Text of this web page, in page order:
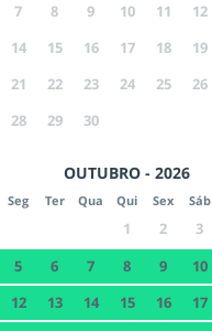
7
8 9 10 11 12
14
15 16 17 18 19
21
22 23 24 25 26
28
29 30
OUTUBRO - 2026
Seg Ter Qua Qui Sex Sáb
1 2 3
5
6 7 8 9 10
12
13 14 15 16 17